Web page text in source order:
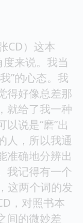
CD）这本
来说。我当
”的心态。我
得好像总差那
就给了我一种
说是“磨”出
人，所以我通
准确地分辨出
我记得有一个
这两个词的发
，对照书本
间的微妙差